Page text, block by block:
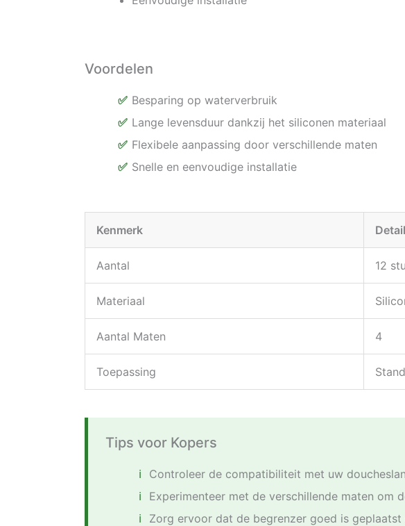
Voordelen
Besparing op waterverbruik
Lange levensduur dankzij het siliconen materiaal
Flexibele aanpassing door verschillende maten
Snelle en eenvoudige installatie
Kenmerk
Aantal 12
Materiaal
Aantal Maten 4
Toepassing
Tips voor Kopers
Controleer de compatibiliteit met uw
Experimenteer met de verschillende maten om
Zorg ervoor dat de begrenzer goed is